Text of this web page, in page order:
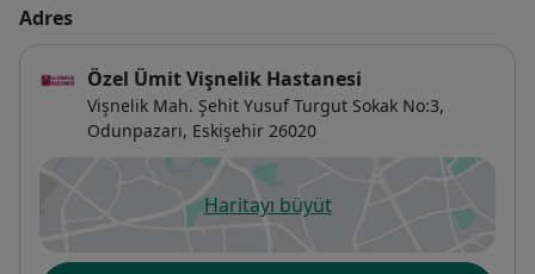
Adres
Özel Ümit Vişnelik Hastanesi
Vişnelik Mah. Şehit Yusuf Turgut Sokak No:3,
Odunpazarı, Eskişehir 26020
Haritayı büyütyeni bir sekmede açılır